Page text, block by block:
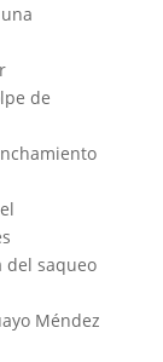
de
del saqueo
Méndez